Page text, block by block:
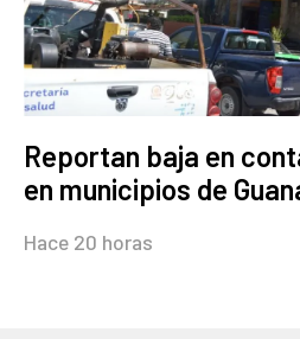
Reportan baja en
en municipios de
Hace 20 horas